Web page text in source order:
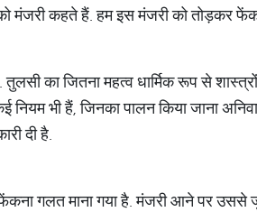
कहते हैं. हम इस मंजरी को तोड़कर
तुलसी का जितना महत्व धार्मिक रूप से
नियम भी हैं, जिनका पालन किया जाना
दी है.
गलत माना गया है. मंजरी आने पर उससे